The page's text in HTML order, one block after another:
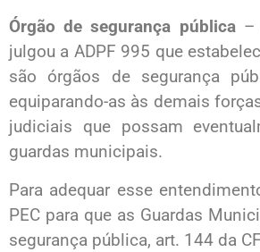
Órgão de segurança pública–
julgou a ADPF 995 que
são órgãos de segurança
equiparando-as às demais
judiciais que possam
guardas municipais.
Para adequar esse
PEC para que as Guardas
segurança pública, art. 144 da